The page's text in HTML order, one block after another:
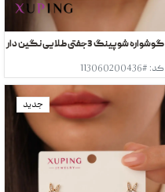
گوشواره شوپینگ 3جفتی طلایی نگین دار
کد: #113060200436
جدید